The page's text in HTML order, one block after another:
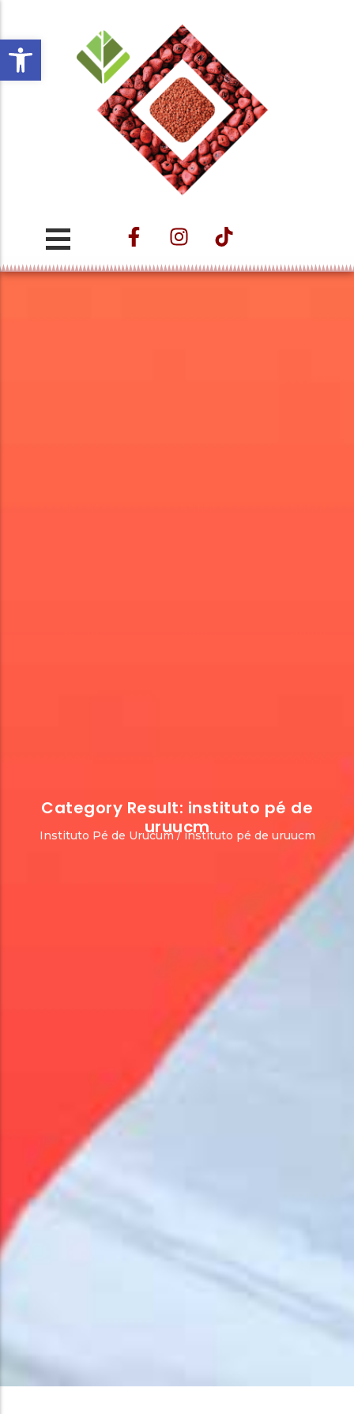
Open toolbar
Projeto ESTAÇÃO
CULTURAL VELHO DA
Category Result: instituto pé de
uruucm
Instituto Pé de Urucum / instituto pé de uruucm